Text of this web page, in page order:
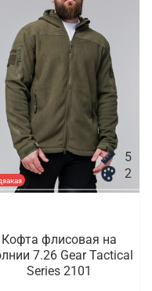
5
2
Кофта флисовая на
7.26 Gear Tactical
Series 2101